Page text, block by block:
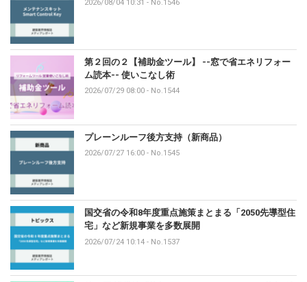
2026/08/04 10:31 - No.1546
第２回の２【補助金ツール】 --窓で省エネリフォー
ム読本-- 使いこなし術
2026/07/29 08:00 - No.1544
プレーンルーフ後方支持（新商品）
2026/07/27 16:00 - No.1545
国交省の令和8年度重点施策まとまる「2050先導型住
宅」など新規事業を多数展開
2026/07/24 10:14 - No.1537